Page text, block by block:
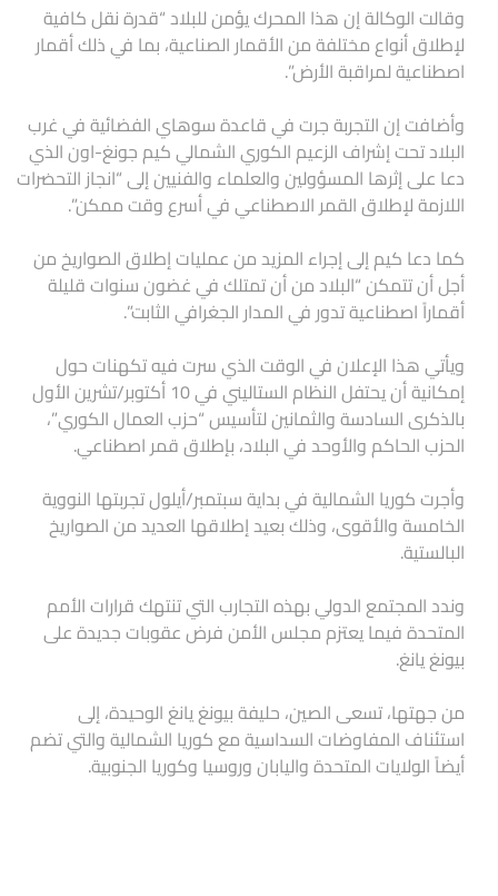
وقالت الوكالة إن هذا المحرك يؤمن للبلاد “قدرة نقل كافية
لإطلاق أنواع مختلفة من الأقمار الصناعية، بما في ذلك أقمار
اصطناعية لمراقبة الأرض”.
وأضافت إن التجربة جرت في قاعدة سوهاي الفضائية في غرب
البلاد تحت إشراف الزعيم الكوري الشمالي كيم جونغ-اون الذي
دعا على إثرها المسؤولين والعلماء والفنيين إلى “انجاز التحضرات
اللازمة لإطلاق القمر الاصطناعي في أسرع وقت ممكن”.
كما دعا كيم إلى إجراء المزيد من عمليات إطلاق الصواريخ من
أجل أن تتمكن “البلاد من أن تمتلك في غضون سنوات قليلة
أقماراً اصطناعية تدور في المدار الجغرافي الثابت”.
ويأتي هذا الإعلان في الوقت الذي سرت فيه تكهنات حول
إمكانية أن يحتفل النظام الستاليني في 10 أكتوبر/تشرين الأول
بالذكرى السادسة والثمانين لتأسيس “حزب العمال الكوري”،
الحزب الحاكم والأوحد في البلاد، بإطلاق قمر اصطناعي.
وأجرت كوريا الشمالية في بداية سبتمبر/أيلول تجربتها النووية
الخامسة والأقوى، وذلك بعيد إطلاقها العديد من الصواريخ
البالستية.
وندد المجتمع الدولي بهذه التجارب التي تنتهك قرارات الأمم
المتحدة فيما يعتزم مجلس الأمن فرض عقوبات جديدة على
بيونغ يانغ.
من جهتها، تسعى الصين، حليفة بيونغ يانغ الوحيدة، إلى
استئناف المفاوضات السداسية مع كوريا الشمالية والتي تضم
أيضاً الولايات المتحدة واليابان وروسيا وكوريا الجنوبية.